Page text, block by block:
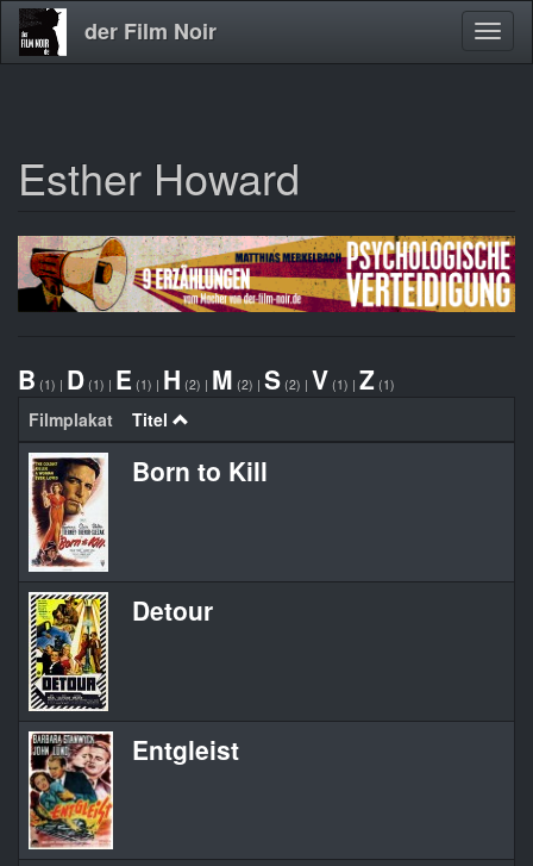
Direkt
zum
der Film Noir
Esther Howard
B (1) | D (1) | E (1) | H (2) | M (2) | S (2) | V (1) | Z (1)
Filmplakat Titel
Born to Kill
Detour
Entgleist